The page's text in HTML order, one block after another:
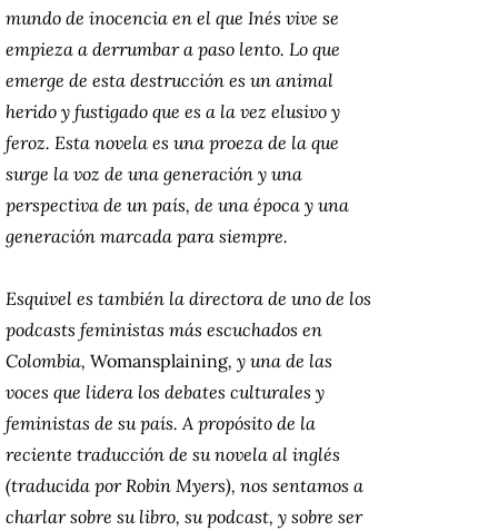
mundo de inocencia en el que Inés vive se
empieza a derrumbar a paso lento. Lo que
emerge de esta destrucción es un animal
herido y fustigado que es a la vez elusivo y
feroz. Esta novela es una proeza de la que
surge la voz de una generación y una
perspectiva de un país, de una época y una
generación marcada para siempre.
Esquivel es también la directora de uno de los
podcasts feministas más escuchados en
Colombia, Womansplaining, y una de las
voces que lidera los debates culturales y
feministas de su país. A propósito de la
reciente traducción de su novela al inglés
(traducida por Robin Myers), nos sentamos a
charlar sobre su libro, su podcast, y sobre ser